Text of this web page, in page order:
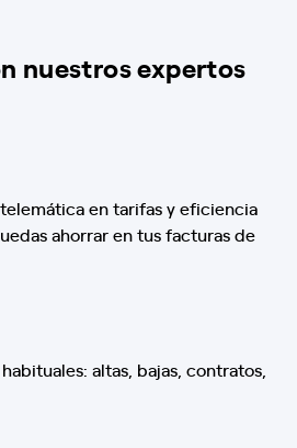
nuestros expertos
en tarifas y eficiencia
ahorrar en tus facturas de
altas, bajas, contratos,